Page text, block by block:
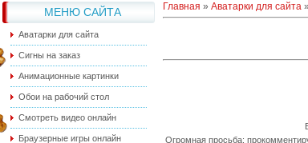
МЕНЮ САЙТА
Аватарки для сайта
Сигны на заказ
Анимационные картинки
Обои на рабочий стол
Смотреть видео онлайн
Браузерные игры онлайн
Главная » Аватарки для сайта »
Огромная просьба: